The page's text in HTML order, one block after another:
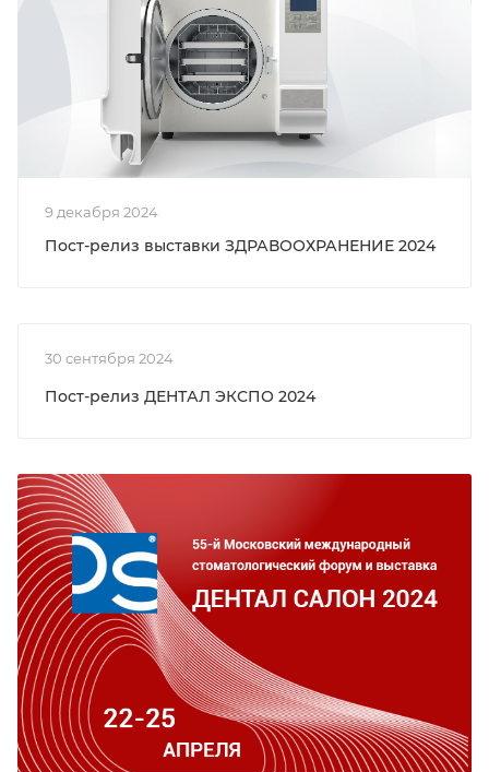
9 декабря 2024
Пост-релиз выставки ЗДРАВООХРАНЕНИЕ 2024
30 сентября 2024
Пост-релиз ДЕНТАЛ ЭКСПО 2024